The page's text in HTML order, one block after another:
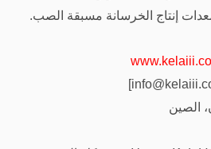
إنتاج الخرسانة مسبقة الصب.
]
الصين